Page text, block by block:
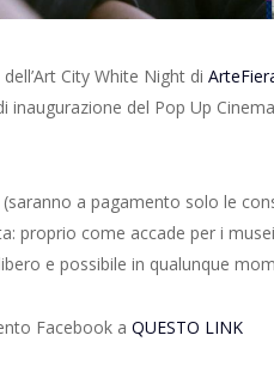
City White Night di
inaugurazione del Pop Up
a pagamento solo le
proprio come accade per i musei
e possibile in qualunque
Facebook a QUESTO LINK